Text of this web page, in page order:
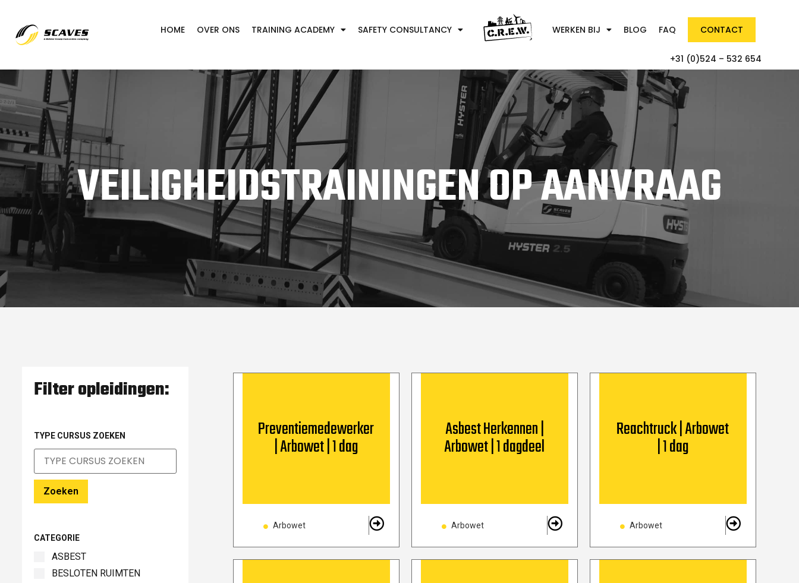
HOME OVER ONS TRAINING ACADEMY SAFETY CONSULTANCY WERKEN BIJ BLOG FAQ CONTACT
+31 (0)524 – 532 654
VEILIGHEIDSTRAININGEN OP AANVRAAG
Filter opleidingen:
TYPE CURSUS ZOEKEN
Zoeken
CATEGORIE
ASBEST
BESLOTEN RUIMTEN
Preventiemedewerker
| Arbowet | 1 dag
Arbowet
Asbest Herkennen |
Arbowet | 1 dagdeel
Arbowet
Reachtruck | Arbowet
| 1 dag
Arbowet